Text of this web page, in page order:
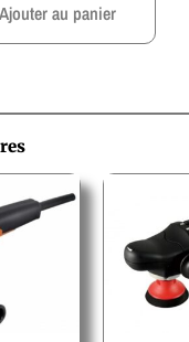
Ajouter au panier